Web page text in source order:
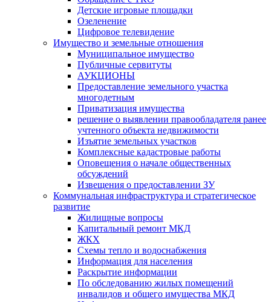
Детские игровые площадки
Озеленение
Цифровое телевидение
Имущество и земельные отношения
Муниципальное имущество
Публичные сервитуты
АУКЦИОНЫ
Предоставление земельного участка
многодетным
Приватизация имущества
решение о выявлении правообладателя ранее
учтенного объекта недвижимости
Изъятие земельных участков
Комплексные кадастровые работы
Оповещения о начале общественных
обсуждений
Извещения о предоставлении ЗУ
Коммунальная инфраструктура и стратегическое
развитие
Жилищные вопросы
Капитальный ремонт МКД
ЖКХ
Схемы тепло и водоснабжения
Информация для населения
Раскрытие информации
По обследованию жилых помещений
инвалидов и общего имущества МКД